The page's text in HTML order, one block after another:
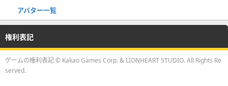
アバター一覧
権利表記
ゲームの権利表記 © Kakao Games Corp. & LIONHEART STUDIO. All Rights Re
served.